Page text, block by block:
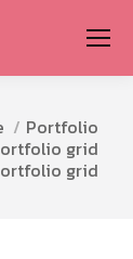
Portfolio
grid
grid